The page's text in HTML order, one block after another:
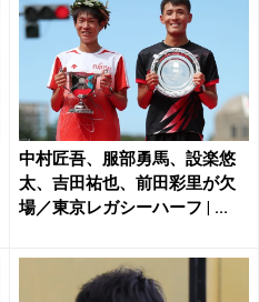
中村匠吾、服部勇馬、設楽悠
太、吉田祐也、前田彩里が欠
場／東京レガシーハーフ | ...